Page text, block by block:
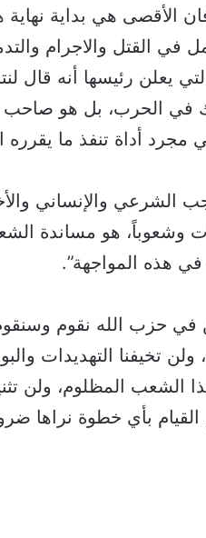
الأقصى هي بداية نهاية
في القتل والاجرام
يعلن رئيسها أنه قال
الحرب، بل هو صاحب
أداة تنفذ ما يقرره
الشرعي والإنساني
وشعوباً، هو مساندة
في هذه المواجهة”.
حزب الله نقوم وسنقوم
ولن تخيفنا التهديدات
الشعب المظلوم، ولن
بأي خطوة نراها